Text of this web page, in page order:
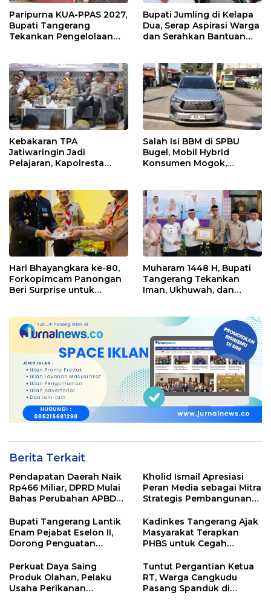
Paripurna KUA-PPAS 2027,
Bupati Tangerang
Tekankan Pengelolaan
Bupati Jumling di Kelapa
Dua, Serap Aspirasi Warga
dan Serahkan Bantuan
Kebakaran TPA
Jatiwaringin Jadi
Pelajaran, Kapolresta
Ditingkatkan
Salah Isi BBM di SPBU
Bugel, Mobil Hybrid
Konsumen Mogok,
Hari Bhayangkara ke-80,
Forkopimcam Panongan
Beri Surprise untuk
Muharam 1448 H, Bupati
Tangerang Tekankan
Iman, Ukhuwah, dan
Berita Terkait
Pendapatan Daerah Naik
Rp466 Miliar, DPRD Mulai
Bahas Perubahan APBD
Kholid Ismail Apresiasi
Peran Media sebagai Mitra
Strategis Pembangunan
Tangerang
Bupati Tangerang Lantik
Enam Pejabat Eselon II,
Dorong Penguatan
Publik
Kadinkes Tangerang Ajak
Masyarakat Terapkan
PHBS untuk Cegah
Perkuat Daya Saing
Produk Olahan, Pelaku
Usaha Perikanan
Tuntut Pergantian Ketua
RT, Warga Cangkudu
Pasang Spanduk di